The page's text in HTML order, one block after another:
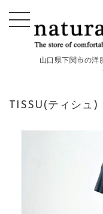
山口県下関市の洋
TISSU(ティシュ